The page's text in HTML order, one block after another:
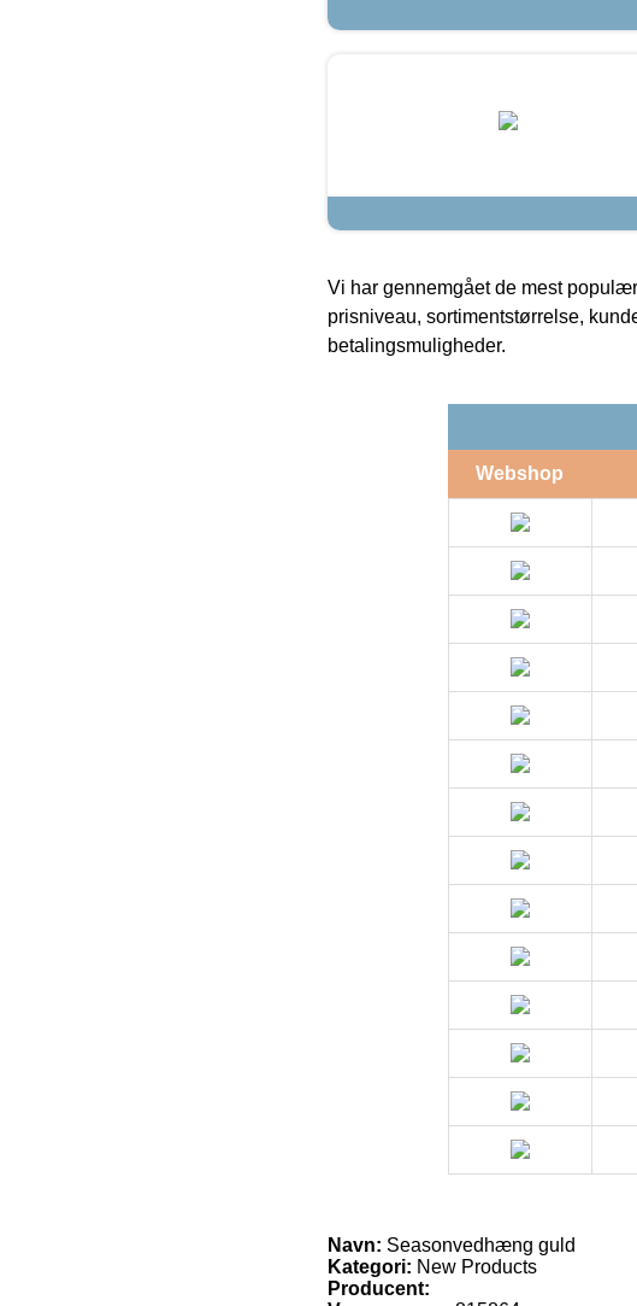
Vi har gennemgået de mest
prisniveau, sortimentstørrelse,
betalingsmuligheder.
Webshop
Navn: Seasonvedhæng guld
Kategori: New Products
Producent: